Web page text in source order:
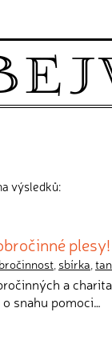
výsledků:
plesy!
, sbírka,
a
snahu pomoci…